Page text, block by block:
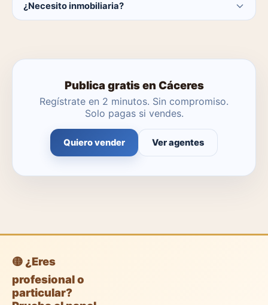
El catálogo se actualiza a diario.
¿Necesito inmobiliaria?
Publica gratis en Cáceres
Regístrate en 2 minutos. Sin compromiso.
Solo pagas si vendes.
Quiero vender Ver agentes
🟡 ¿Eres
profesional o
particular?